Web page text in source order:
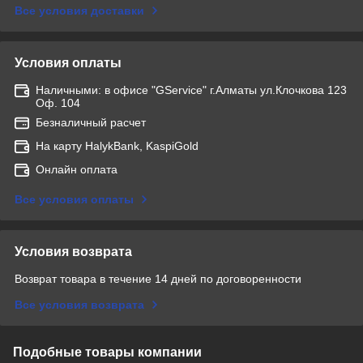
Все условия доставки
Условия оплаты
Наличными: в офисе "GService" г.Алматы ул.Клочкова 123
Оф. 104
Безналичный расчет
На карту HalykBank, KaspiGold
Онлайн оплата
Все условия оплаты
Условия возврата
Возврат товара в течение 14 дней по договоренности
Все условия возврата
Подобные товары компании